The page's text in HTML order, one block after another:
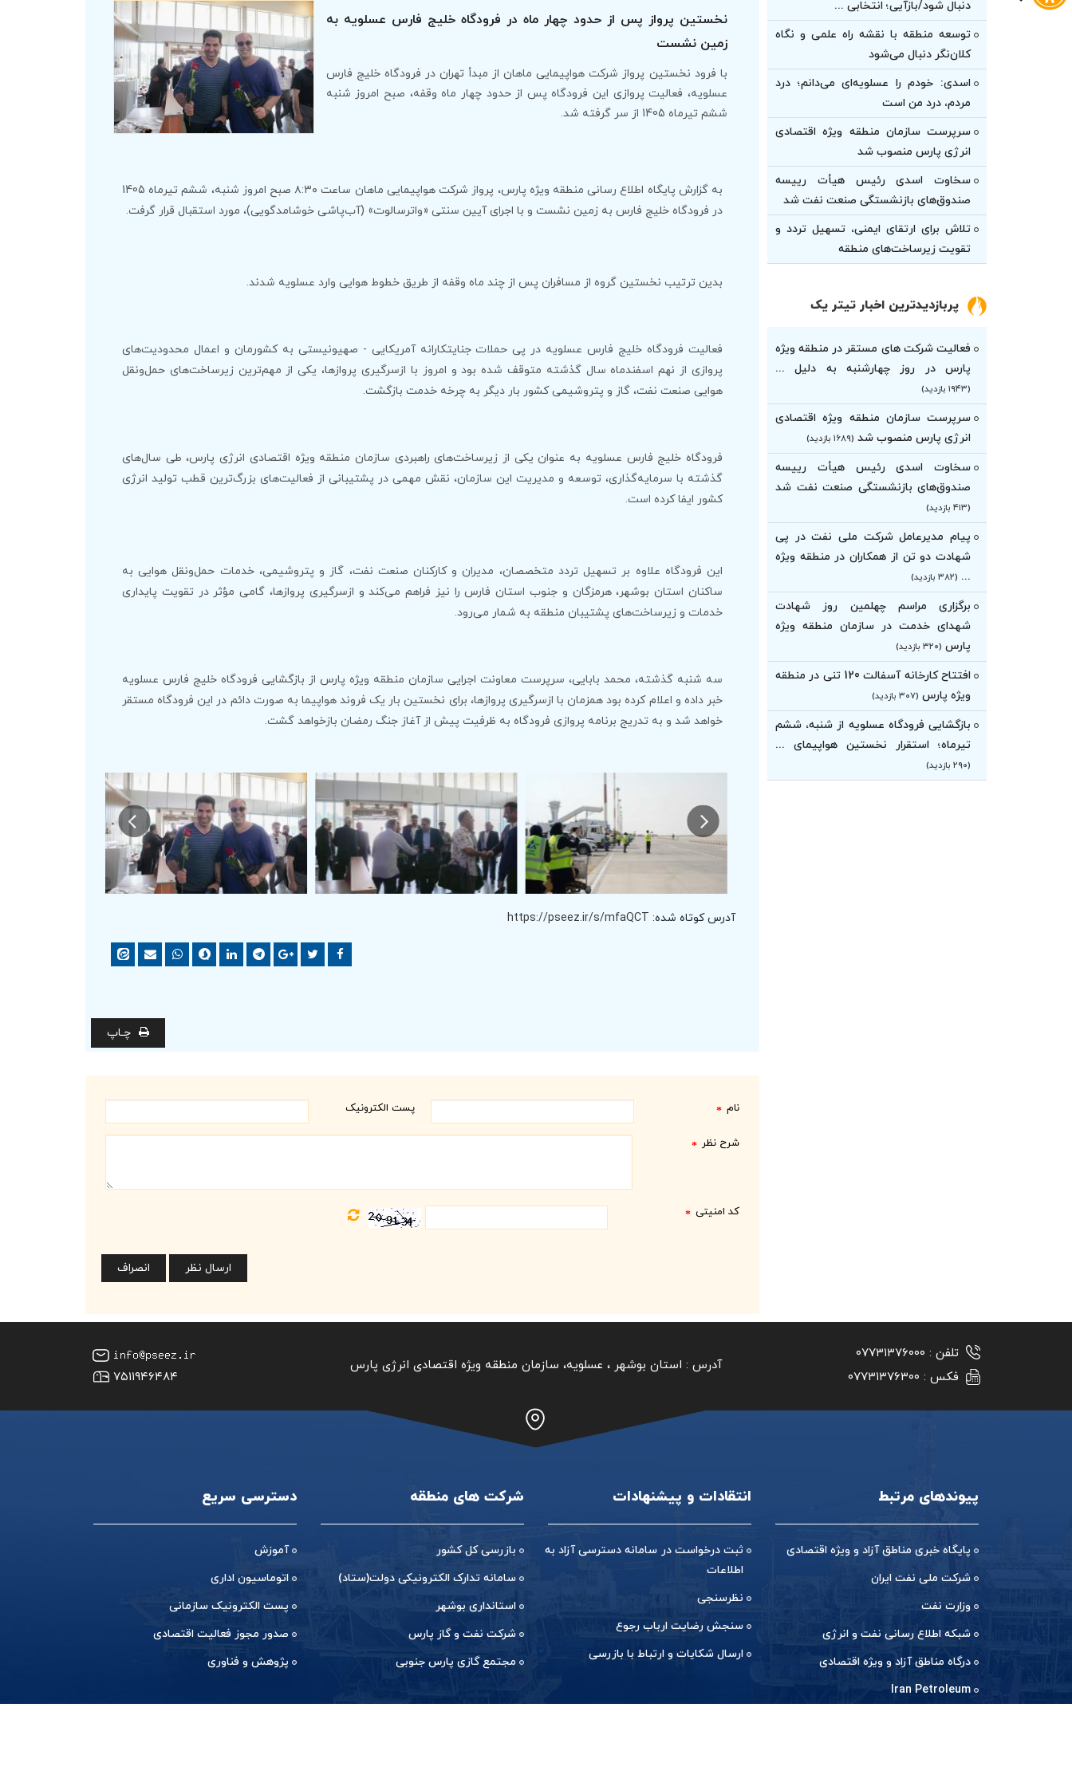
نخستین پرواز پس از حدود چهار ماه در فرودگاه خلیج فارس عسلویه به
زمین نشست
با فرود نخستین پرواز شرکت هواپیمایی ماهان از مبدأ تهران در فرودگاه خلیج فارس
عسلویه، فعالیت پروازی این فرودگاه پس از حدود چهار ماه وقفه، صبح امروز شنبه
ششم تیرماه 1405 از سر گرفته شد.
به گزارش پایگاه اطلاع رسانی منطقه ویژه پارس، پرواز شرکت هواپیمایی ماهان ساعت ۸:۳۰ صبح امروز شنبه، ششم تیرماه 1405
در فرودگاه خلیج فارس به زمین نشست و با اجرای آیین سنتی «واترسالوت» (آب‌پاشی خوشامدگویی)، مورد استقبال قرار گرفت.
بدین ترتیب نخستین گروه از مسافران پس از چند ماه وقفه از طریق خطوط هوایی وارد عسلویه شدند.
فعالیت فرودگاه خلیج فارس عسلویه در پی حملات جنایتکارانه آمریکایی - صهیونیستی به کشورمان و اعمال محدودیت‌های
پروازی از نهم اسفندماه سال گذشته متوقف شده بود و امروز با ازسرگیری پروازها، یکی از مهم‌ترین زیرساخت‌های حمل‌ونقل
هوایی صنعت نفت، گاز و پتروشیمی کشور بار دیگر به چرخه خدمت بازگشت.
فرودگاه خلیج فارس عسلویه به عنوان یکی از زیرساخت‌های راهبردی سازمان منطقه ویژه اقتصادی انرژی پارس، طی سال‌های
گذشته با سرمایه‌گذاری، توسعه و مدیریت این سازمان، نقش مهمی در پشتیبانی از فعالیت‌های بزرگ‌ترین قطب تولید انرژی
کشور ایفا کرده است.
این فرودگاه علاوه بر تسهیل تردد متخصصان، مدیران و کارکنان صنعت نفت، گاز و پتروشیمی، خدمات حمل‌ونقل هوایی به
ساکنان استان بوشهر، هرمزگان و جنوب استان فارس را نیز فراهم می‌کند و ازسرگیری پروازها، گامی مؤثر در تقویت پایداری
خدمات و زیرساخت‌های پشتیبان منطقه به شمار می‌رود.
سه شنبه گذشته، محمد بابایی، سرپرست معاونت اجرایی سازمان منطقه ویژه پارس از بازگشایی فرودگاه خلیج فارس عسلویه
خبر داده و اعلام کرده بود همزمان با ازسرگیری پروازها، برای نخستین بار یک فروند هواپیما به صورت دائم در این فرودگاه مستقر
خواهد شد و به تدریج برنامه پروازی فرودگاه به ظرفیت پیش از آغاز جنگ رمضان بازخواهد گشت.
آدرس کوتاه شده: https://pseez.ir/s/mfaQCT
چـاپ
نام * پست الکترونیک
شرح نظر *
کد امنیتی *
دنبال شود/بازآیی؛ انتخابی ...
توسعه منطقه با نقشه راه علمی و نگاه
کلان‌نگر دنبال می‌شود
اسدی: خودم را عسلویه‌ای می‌دانم؛ درد
مردم، درد من است
سرپرست سازمان منطقه ویژه اقتصادی
انرژی پارس منصوب شد
سخاوت اسدی رئیس هیأت‌ رییسه
صندوق‌های بازنشستگی صنعت نفت شد
تلاش برای ارتقای ایمنی، تسهیل تردد و
تقویت زیرساخت‌های منطقه
پربازدیدترین اخبار تیتر یک
فعالیت شرکت های مستقر در منطقه ویژه
پارس در روز چهارشنبه به دلیل ...
(۱۹۴۳ بازدید)
سرپرست سازمان منطقه ویژه اقتصادی
انرژی پارس منصوب شد (۱۶۸۹ بازدید)
سخاوت اسدی رئیس هیأت‌ رییسه
صندوق‌های بازنشستگی صنعت نفت شد
(۴۱۳ بازدید)
پیام مدیرعامل شرکت ملی نفت در پی
شهادت دو تن از همکاران در منطقه ویژه
... (۳۸۲ بازدید)
برگزاری مراسم چهلمین روز شهادت
شهدای خدمت در سازمان منطقه ویژه
پارس (۳۲۰ بازدید)
افتتاح کارخانه آسفالت 120 تنی در منطقه
ویژه پارس (۳۰۷ بازدید)
بازگشایی فرودگاه عسلویه از شنبه، ششم
تیرماه؛ استقرار نخستین هواپیمای ...
(۲۹۰ بازدید)
تلفن : ۰۷۷۳۱۳۷۶۰۰۰
فکس : ۰۷۷۳۱۳۷۶۳۰۰
آدرس : استان بوشهر ‏، عسلویه، سازمان منطقه ویژه اقتصادی انرژی پارس
۷۵۱۱۹۴۶۴۸۴
پیوندهای مرتبط
پایگاه خبری مناطق آزاد و ویژه اقتصادی
شرکت ملی نفت ایران
وزارت نفت
شبکه اطلاع رسانی نفت و انرژی
درگاه مناطق آزاد و ویژه اقتصادی
Iran Petroleum
انتقادات و پیشنهادات
ثبت درخواست در سامانه دسترسی آزاد به
اطلاعات
نظرسنجی
سنجش رضایت ارباب رجوع
ارسال شکایات و ارتباط با بازرسی
شرکت های منطقه
بازرسی کل کشور
سامانه تدارک الکترونیکی دولت(ستاد)
استانداری بوشهر
شرکت نفت و گاز پارس
مجتمع گازی پارس جنوبی
دسترسی سریع
آموزش
اتوماسیون اداری
پست الکترونیک سازمانی
صدور مجوز فعالیت اقتصادی
پژوهش و فناوری